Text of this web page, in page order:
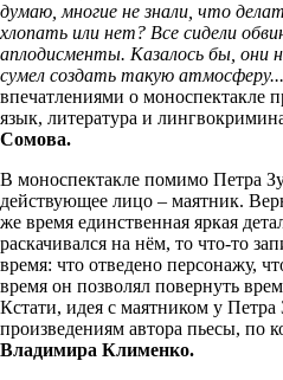
думаю, многие не знали, что
хлопать или нет? Все сидели
аплодисменты. Казалось бы, они
сумел создать такую
впечатлениями о моноспектакле
язык, литература и
Сомова.
В моноспектакле помимо Петра
действующее лицо – маятник.
же время единственная яркая
раскачивался на нём, то что-то
время: что отведено персонажу,
время он позволял повернуть
Кстати, идея с маятником у Петра
произведениям автора пьесы, по
Владимира Клименко.